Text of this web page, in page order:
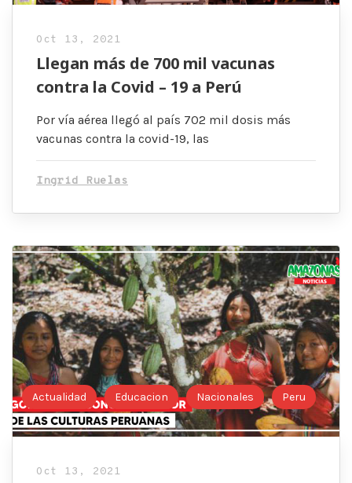
Oct 13, 2021
Llegan más de 700 mil vacunas
contra la Covid – 19 a Perú
Por vía aérea llegó al país 702 mil dosis más
vacunas contra la covid-19, las
Ingrid Ruelas
Actualidad Educacion Nacionales Peru
Oct 13, 2021